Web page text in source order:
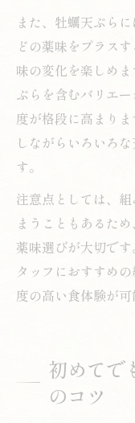
また、牡蠣天ぷら
どの薬味をプラス
味の変化を楽しめ
ぷらを含むバリエ
度が格段に高まり
しながらいろいろ
す。
注意点としては、
まうこともあるた
薬味選びが大切で
タッフにおすすめ
度の高い食体験が可
初めてで
のコツ